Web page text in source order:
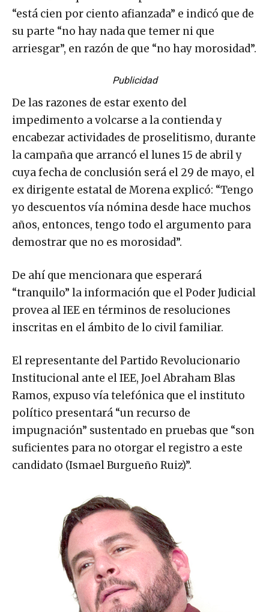
“está cien por ciento afianzada” e indicó que de
su parte “no hay nada que temer ni que
arriesgar”, en razón de que “no hay morosidad”.
Publicidad
De las razones de estar exento del
impedimento a volcarse a la contienda y
encabezar actividades de proselitismo, durante
la campaña que arrancó el lunes 15 de abril y
cuya fecha de conclusión será el 29 de mayo, el
ex dirigente estatal de Morena explicó: “Tengo
yo descuentos vía nómina desde hace muchos
años, entonces, tengo todo el argumento para
demostrar que no es morosidad”.
De ahí que mencionara que esperará
“tranquilo” la información que el Poder Judicial
provea al IEE en términos de resoluciones
inscritas en el ámbito de lo civil familiar.
El representante del Partido Revolucionario
Institucional ante el IEE, Joel Abraham Blas
Ramos, expuso vía telefónica que el instituto
político presentará “un recurso de
impugnación” sustentado en pruebas que “son
suficientes para no otorgar el registro a este
candidato (Ismael Burgueño Ruiz)”.